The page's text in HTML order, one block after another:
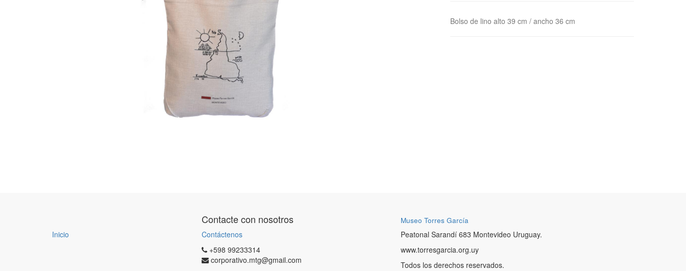
Bolso de lino alto 39 cm / ancho 36 cm
Inicio
Contacte con nosotros
Contáctenos
+598 99233314
corporativo.mtg@gmail.com
Museo Torres García
Peatonal Sarandí 683 Montevideo Uruguay.
www.torresgarcia.org.uy
Todos los derechos reservados.